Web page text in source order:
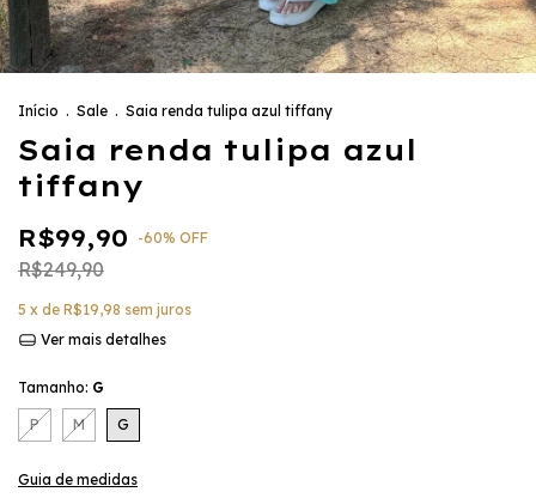
Início . Sale . Saia renda tulipa azul tiffany
Saia renda tulipa azul
tiffany
R$99,90 -60% OFF
R$249,90
5 x de R$19,98 sem juros
Ver mais detalhes
Tamanho: G
P M G
Guia de medidas